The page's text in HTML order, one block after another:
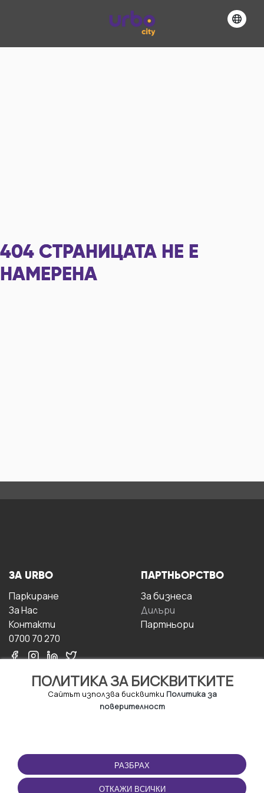
404 СТРАНИЦАТА НЕ Е
НАМЕРЕНА
ПОЛИТИКА ЗА БИСКВИТКИТЕ
Сайтът използва бисквитки Политика за
поверителност
РАЗБРАХ
ОТКАЖИ ВСИЧКИ
ЗА URBO
Паркиране
За Hас
Контакти
0700 70 270
ПАРТНЬОРСТВО
За бизнесa
Дилъри
Партньори
ПОЛЗВАНЕ
Правила и условия за
ползване
ПРИЛОЖЕНИЕТО